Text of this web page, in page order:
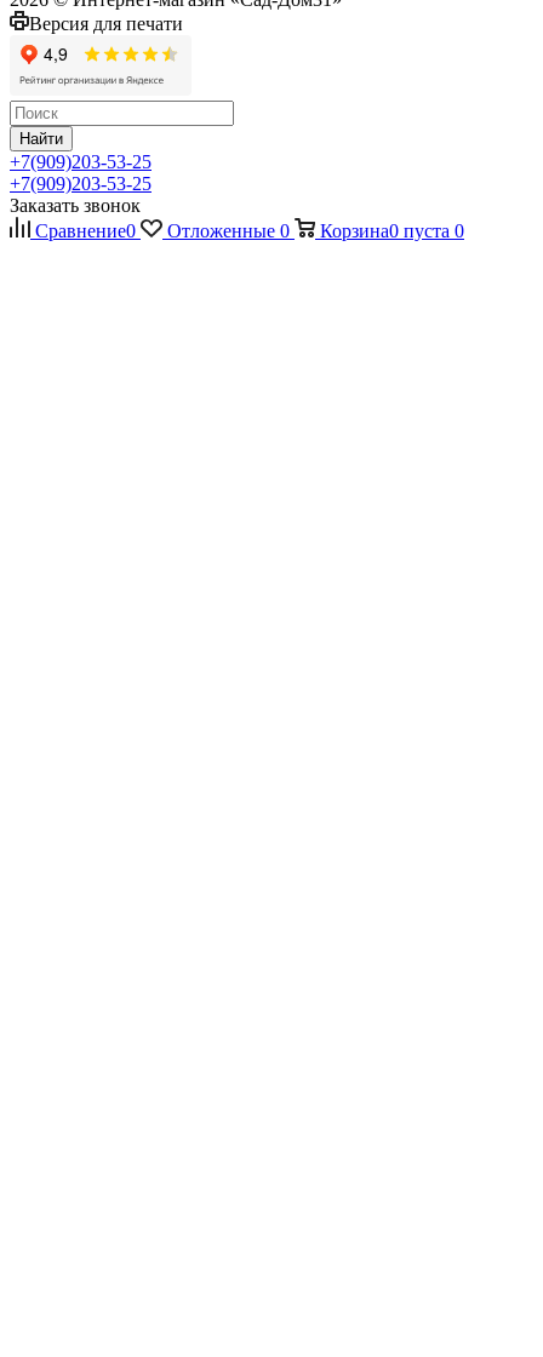
Версия для печати
Найти
+7(909)203-53-25
+7(909)203-53-25
Заказать звонок
Сравнение0 Отложенные 0 Корзина0 пуста 0